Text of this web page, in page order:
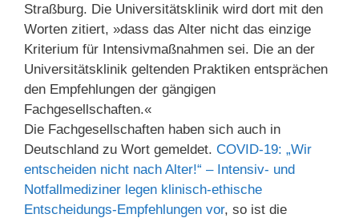
Straßburg. Die Universitätsklinik wird dort mit den
Worten zitiert, »dass das Alter nicht das einzige
Kriterium für Intensivmaßnahmen sei. Die an der
Universitätsklinik geltenden Praktiken entsprächen
den Empfehlungen der gängigen
Fachgesellschaften.«
Die Fachgesellschaften haben sich auch in
Deutschland zu Wort gemeldet. COVID-19: „Wir
entscheiden nicht nach Alter!“ – Intensiv- und
Notfallmediziner legen klinisch-ethische
Entscheidungs-Empfehlungen vor, so ist die